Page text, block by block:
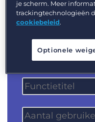
je scherm. Meer
trackingtechnologieën
cookiebeleid.
Optionele